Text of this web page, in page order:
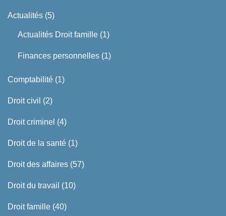
Actualités (5)
Actualités Droit famille (1)
Finances personnelles (1)
Comptabilité (1)
Droit civil (2)
Droit criminel (4)
Droit de la santé (1)
Droit des affaires (57)
Droit du travail (10)
Droit famille (40)